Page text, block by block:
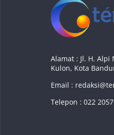
Alamat : Jl. H.
Kulon, Kota
Email :
Telepon : 022